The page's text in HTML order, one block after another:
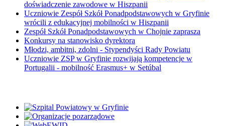
doświadczenie zawodowe w Hiszpanii
Uczniowie Zespół Szkół Ponadpodstawowych w Gryfinie
wrócili z edukacyjnej mobilności w Hiszpanii
Zespół Szkół Ponadpodstawowych w Chojnie zaprasza
Konkursy na stanowisko dyrektora
Młodzi, ambitni, zdolni - Stypendyści Rady Powiatu
Uczniowie ZSP w Gryfinie rozwijają kompetencje w
Portugalii - mobilność Erasmus+ w Setúbal